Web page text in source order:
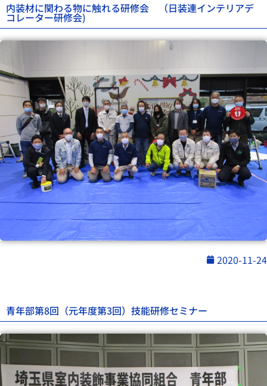
内装材に関わる物に触れる研修会 （日装連インテリアデ
コレーター研修会)
2020-11-24
青年部第8回（元年度第3回）技能研修セミナー